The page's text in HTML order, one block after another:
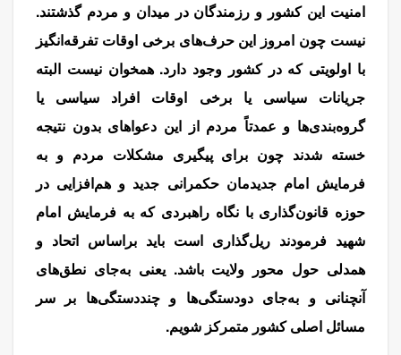
امنیت این کشور و رزمندگان در میدان و مردم گذشتند.
نیست چون امروز این حرف‌های برخی اوقات تفرقه‌انگیز
با اولویتی که در کشور وجود دارد. همخوان نیست البته
جریانات سیاسی یا برخی اوقات افراد سیاسی یا
گروه‌بندی‌ها و عمدتاً مردم از این دعواهای بدون نتیجه
خسته شدند چون برای پیگیری مشکلات مردم و به
فرمایش امام جدیدمان حکمرانی جدید و هم‌افزایی در
حوزه قانون‌گذاری با نگاه راهبردی که به فرمایش امام
شهید فرمودند ریل‌گذاری است باید براساس اتحاد و
همدلی حول محور ولایت باشد. یعنی به‌جای نطق‌های
آنچنانی و به‌جای دودستگی‌ها و چنددستگی‌ها بر سر
مسائل اصلی کشور متمرکز شویم.